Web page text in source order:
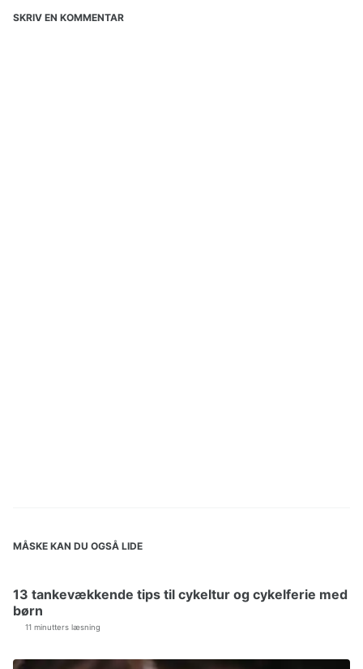
SKRIV EN KOMMENTAR
MÅSKE KAN DU OGSÅ LIDE
13 tankevækkende tips til cykeltur og cykelferie med
børn
11 minutters læsning